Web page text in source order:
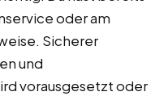
oder am
Sicherer
und
vorausgesetzt oder